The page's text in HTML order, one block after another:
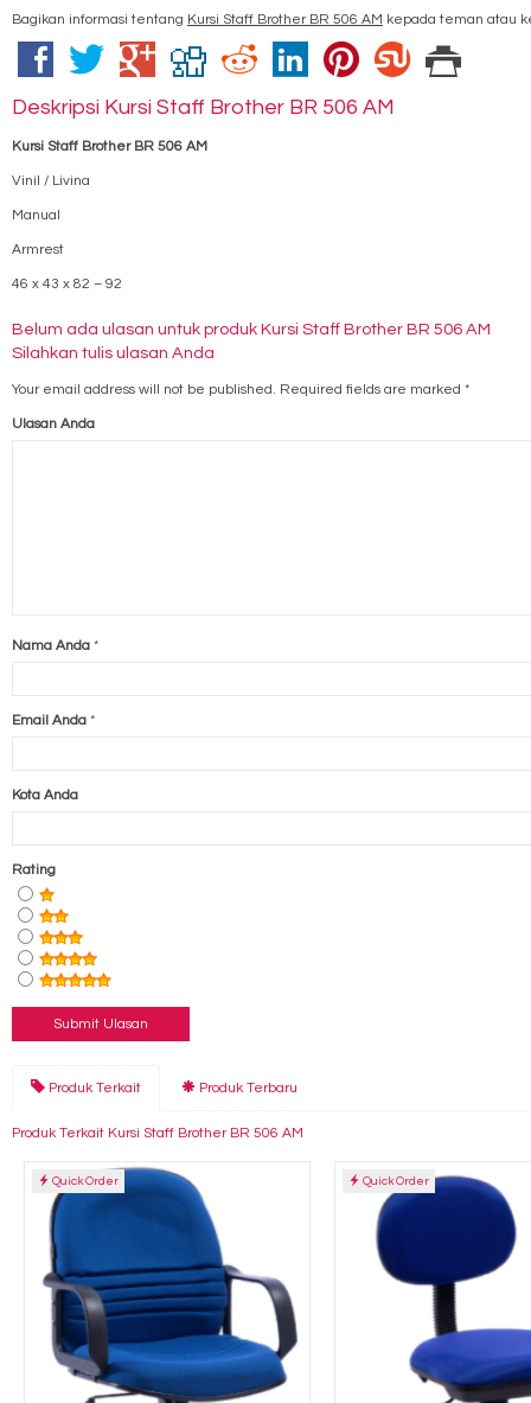
Bagikan informasi tentang Kursi Staff Brother BR 506 AM kepada teman atau
Deskripsi Kursi Staff Brother BR 506 AM
Kursi Staff Brother BR 506 AM
Vinil / Livina
Manual
Armrest
46 x 43 x 82 – 92
Belum ada ulasan untuk produk Kursi Staff Brother BR 506 AM
Silahkan tulis ulasan Anda
Your email address will not be published. Required fields are marked *
Ulasan Anda
Nama Anda *
Email Anda *
Kota Anda
Rating
Produk Terkait Produk Terbaru
Produk Terkait Kursi Staff Brother BR 506 AM
Quick Order Quick Order